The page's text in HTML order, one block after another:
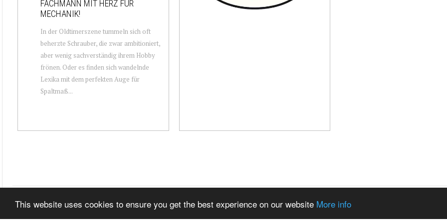
This website uses cookies to ensure you get the best experience on our website More info
FACHMANN MIT HERZ FÜR
MECHANIK!
In der Oldtimerszene tummeln sich oft
beherzte Schrauber, die zwar ambitioniert,
aber wenig sachverständig ihrem Hobby
frönen. Oder es finden sich wandelnde
Lexika mit dem perfekten Auge für
Spaltmaß...